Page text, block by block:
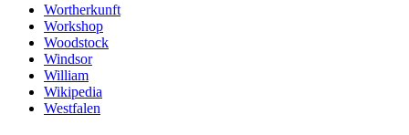
Wortherkunft
Workshop
Woodstock
Windsor
William
Wikipedia
Westfalen